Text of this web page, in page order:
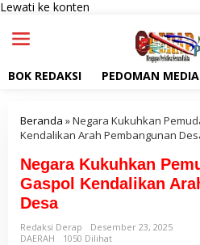
Lewati ke konten
BOK REDAKSI PEDOMAN MEDIA
Beranda »Negara Kukuhkan
Kendalikan Arah Pembangunan
Negara Kukuhkan
Gaspol Kendalikan
Desa
Redaksi Derap
Desember 23, 2025
DAERAH
1050 Dilihat